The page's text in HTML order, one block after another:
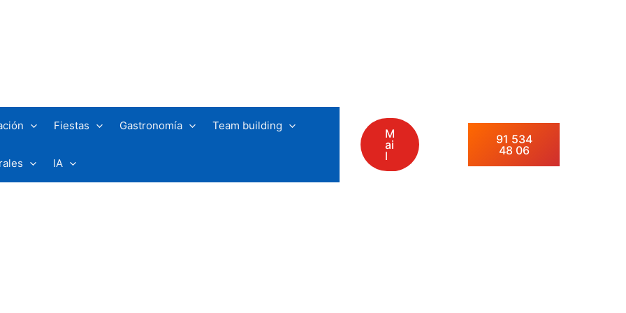
Fiestas Gastronomía Team building
IA
M
ai
l
91 534
48 06